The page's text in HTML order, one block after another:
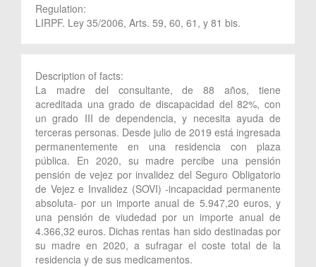
Regulation:
LIRPF. Ley 35/2006, Arts. 59, 60, 61, y 81 bis.
Description of facts:
La madre del consultante, de 88 años, tiene
acreditada una grado de discapacidad del 82%, con
un grado III de dependencia, y necesita ayuda de
terceras personas. Desde julio de 2019 está ingresada
permanentemente en una residencia con plaza
pública. En 2020, su madre percibe una pensión
pensión de vejez por invalidez del Seguro Obligatorio
de Vejez e Invalidez (SOVI) -incapacidad permanente
absoluta- por un importe anual de 5.947,20 euros, y
una pensión de viudedad por un importe anual de
4.366,32 euros. Dichas rentas han sido destinadas por
su madre en 2020, a sufragar el coste total de la
residencia y de sus medicamentos.